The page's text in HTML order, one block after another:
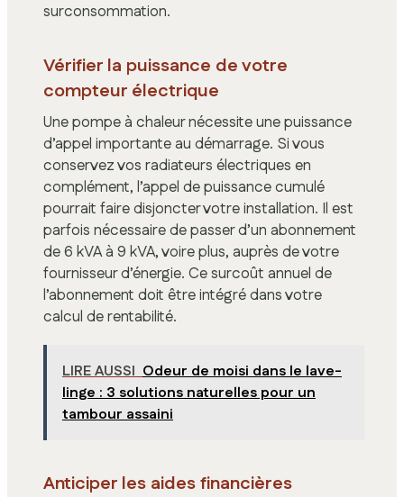
surconsommation.
Vérifier la puissance de votre
compteur électrique
Une pompe à chaleur nécessite une puissance
d’appel importante au démarrage. Si vous
conservez vos radiateurs électriques en
complément, l’appel de puissance cumulé
pourrait faire disjoncter votre installation. Il est
parfois nécessaire de passer d’un abonnement
de 6 kVA à 9 kVA, voire plus, auprès de votre
fournisseur d’énergie. Ce surcoût annuel de
l’abonnement doit être intégré dans votre
calcul de rentabilité.
LIRE AUSSI Odeur de moisi dans le lave-
linge : 3 solutions naturelles pour un
tambour assaini
Anticiper les aides financières